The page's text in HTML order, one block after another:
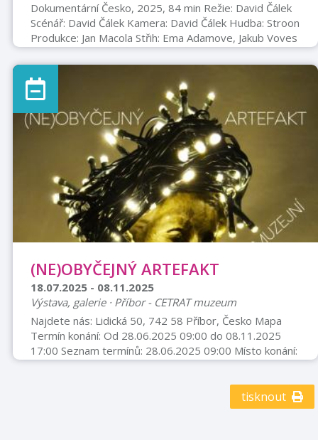
Dokumentární Česko, 2025, 84 min Režie: David Čálek
Scénář: David Čálek Kamera: David Čálek Hudba: Stroon
Produkce: Jan Macola Střih: Ema Adamove, Jakub Voves
Zvuk: Václav Flegl, Ludvík Bohadlo, Miroslav Chaloupka
Ve světě, kde duševními onemocněními trpí miliony lidí,
hledá mezinárodní tým vědců nové cesty k uzdravení.
Každý čtvrtý člověk si během života projde nějakou
formou duševního onemocnění. Deprese, úzkosti a další
psychické potíže nejsou pouze individuálními problémy
(NE)OBYČEJNÝ ARTEFAKT
18.07.2025 - 08.11.2025
Výstava, galerie · Příbor - CETRAT muzeum
Najdete nás: Lidická 50, 742 58 Příbor, Česko Mapa
Termín konání: Od 28.06.2025 09:00 do 08.11.2025
17:00 Seznam termínů: 28.06.2025 09:00 Místo konání:
Centrum tradičních technologií Příbor Sbírkové
kontakt s minulostí, ale vytváří nové osobité světy,
které podněcují lidskou fantazii a emoce. Výstava
tisknout